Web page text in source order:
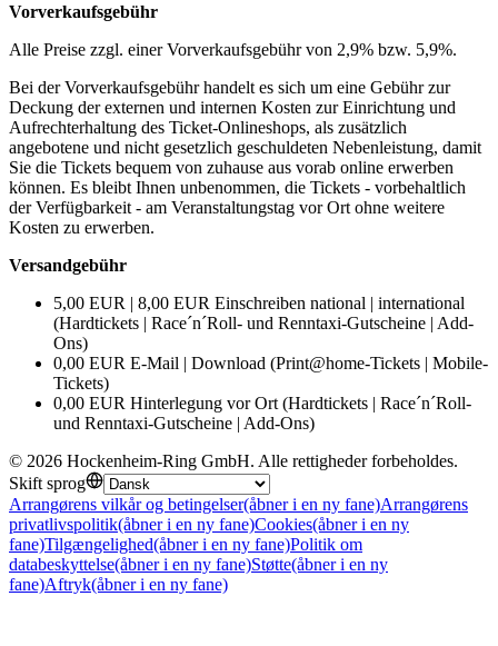
Vorverkaufsgebühr
Alle Preise zzgl. einer Vorverkaufsgebühr von 2,9% bzw. 5,9%.
Bei der Vorverkaufsgebühr handelt es sich um eine Gebühr zur
Deckung der externen und internen Kosten zur Einrichtung und
Aufrechterhaltung des Ticket-Onlineshops, als zusätzlich
angebotene und nicht gesetzlich geschuldeten Nebenleistung, damit
Sie die Tickets bequem von zuhause aus vorab online erwerben
können. Es bleibt Ihnen unbenommen, die Tickets - vorbehaltlich
der Verfügbarkeit - am Veranstaltungstag vor Ort ohne weitere
Kosten zu erwerben.
Versandgebühr
5,00 EUR | 8,00 EUR Einschreiben national | international
(Hardtickets | Race´n´Roll- und Renntaxi-Gutscheine | Add-
Ons)
0,00 EUR E-Mail | Download (Print@home-Tickets | Mobile-
Tickets)
0,00 EUR Hinterlegung vor Ort (Hardtickets | Race´n´Roll-
und Renntaxi-Gutscheine | Add-Ons)
© 2026 Hockenheim-Ring GmbH. Alle rettigheder forbeholdes.
Skift sprog
Arrangørens vilkår og betingelser(åbner i en ny fane)Arrangørens
privatlivspolitik(åbner i en ny fane)Cookies(åbner i en ny
fane)Tilgængelighed(åbner i en ny fane)Politik om
databeskyttelse(åbner i en ny fane)Støtte(åbner i en ny
fane)Aftryk(åbner i en ny fane)